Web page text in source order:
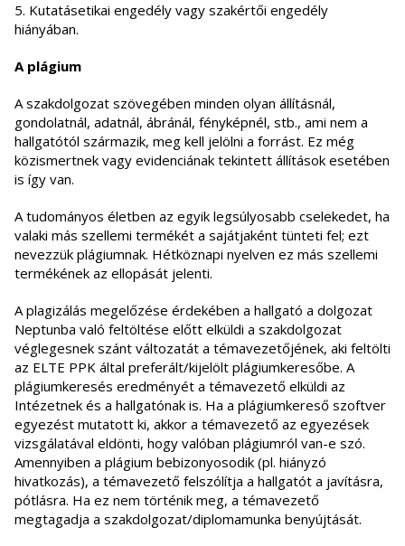
5. Kutatásetikai engedély vagy szakértői engedély
hiányában.
A plágium
A szakdolgozat szövegében minden olyan állításnál,
gondolatnál, adatnál, ábránál, fényképnél, stb., ami nem a
hallgatótól származik, meg kell jelölni a forrást. Ez még
közismertnek vagy evidenciának tekintett állítások esetében
is így van.
A tudományos életben az egyik legsúlyosabb cselekedet, ha
valaki más szellemi termékét a sajátjaként tünteti fel; ezt
nevezzük plágiumnak. Hétköznapi nyelven ez más szellemi
termékének az ellopását jelenti.
A plagizálás megelőzése érdekében a hallgató a dolgozat
Neptunba való feltöltése előtt elküldi a szakdolgozat
véglegesnek szánt változatát a témavezetőjének, aki feltölti
az ELTE PPK által preferált/kijelölt plágiumkeresőbe. A
plágiumkeresés eredményét a témavezető elküldi az
Intézetnek és a hallgatónak is. Ha a plágiumkereső szoftver
egyezést mutatott ki, akkor a témavezető az egyezések
vizsgálatával eldönti, hogy valóban plágiumról van-e szó.
Amennyiben a plágium bebizonyosodik (pl. hiányzó
hivatkozás), a témavezető felszólítja a hallgatót a javításra,
pótlásra. Ha ez nem történik meg, a témavezető
megtagadja a szakdolgozat/diplomamunka benyújtását.